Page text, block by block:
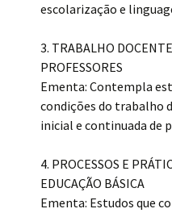
escolarização e
3. TRABALHO
PROFESSORES
Ementa: Contempla
condições do trabalho
inicial e continuada de
4. PROCESSOS E
EDUCAÇÃO BÁSICA
Ementa: Estudos que